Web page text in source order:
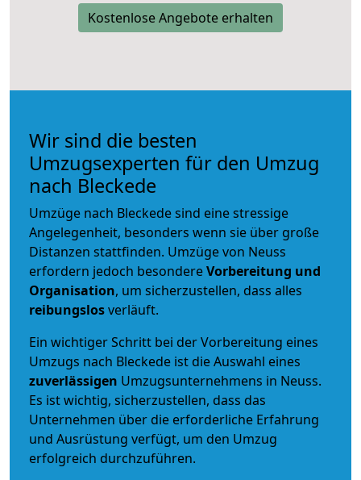
Kostenlose Angebote erhalten
Wir sind die besten
Umzugsexperten für den Umzug
nach Bleckede
Umzüge nach Bleckede sind eine stressige
Angelegenheit, besonders wenn sie über große
Distanzen stattfinden. Umzüge von Neuss
erfordern jedoch besondereVorbereitung und
Organisation, um sicherzustellen, dass alles
reibungslosverläuft.
Ein wichtiger Schritt bei der Vorbereitung eines
Umzugs nach Bleckede ist die Auswahl eines
zuverlässigen Umzugsunternehmens in Neuss.
Es ist wichtig, sicherzustellen, dass das
Unternehmen über die erforderliche Erfahrung
und Ausrüstung verfügt, um den Umzug
erfolgreich durchzuführen.